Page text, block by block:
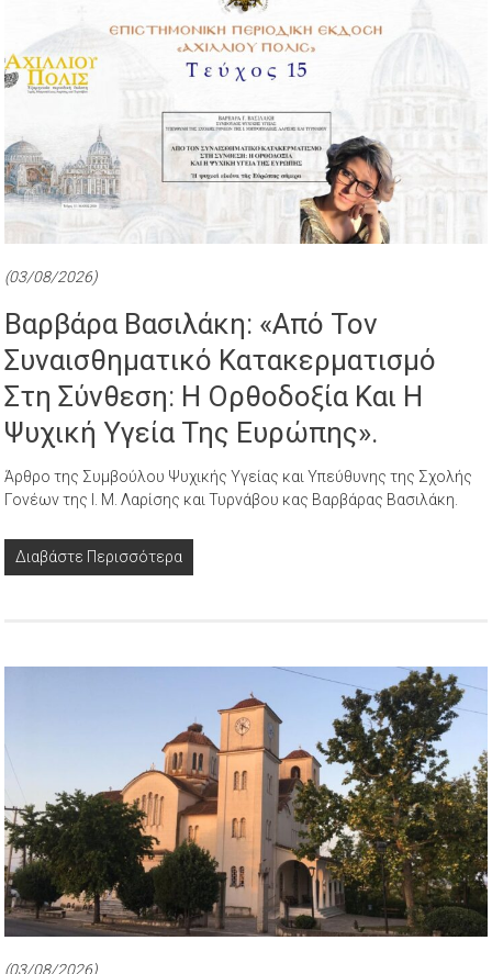
(03/08/2026)
Βαρβάρα Βασιλάκη: «Από Τον
Συναισθηματικό Κατακερματισμό
Στη Σύνθεση: Η Ορθοδοξία Και Η
Ψυχική Υγεία Της Ευρώπης».
Άρθρο της Συμβούλου Ψυχικής Υγείας και Υπεύθυνης της Σχολής
Γονέων της Ι. Μ. Λαρίσης και Τυρνάβου κας Βαρβάρας Βασιλάκη.
Διαβάστε Περισσότερα
(03/08/2026)